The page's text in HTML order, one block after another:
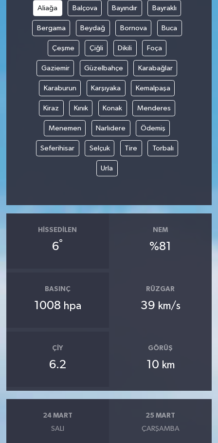
Aliağa Balçova Bayındır Bayraklı
Bergama Beydağ Bornova Buca
Çeşme Çiğli Dikili Foça
Gaziemir Güzelbahçe Karabağlar
Karaburun Karşıyaka Kemalpaşa
Kiraz Kınık Konak Menderes
Menemen Narlıdere Ödemiş
Seferihisar Selçuk Tire Torbalı
Urla
HISSEDILEN
6°
NEM
%81
BASINÇ
1008 hpa
RÜZGAR
39 km/s
ÇIY
6.2
GÖRÜŞ
10 km
24 MART
SALI
25 MART
ÇARŞAMBA